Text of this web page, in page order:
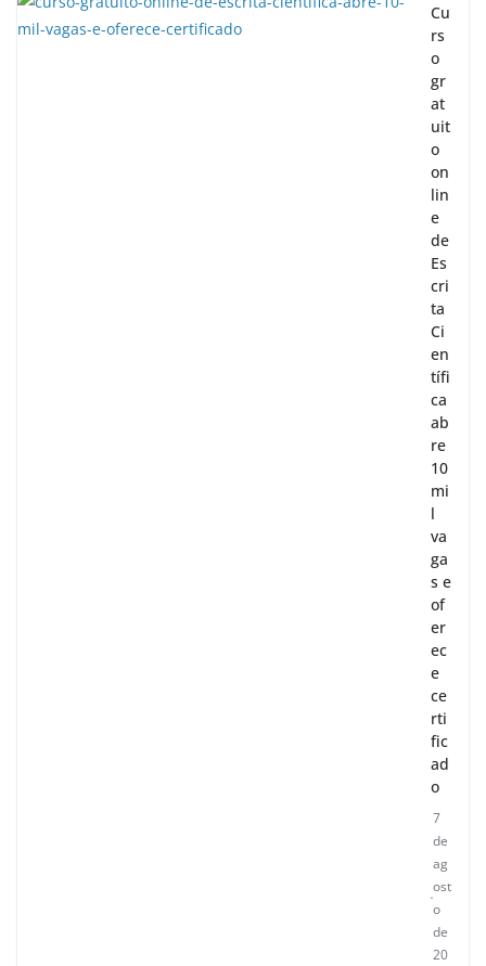
Cu
rs
o
gr
at
uit
o
on
lin
e
de
Es
cri
ta
Ci
en
tífi
ca
ab
re
10
mi
l
va
ga
s e
of
er
ec
e
ce
rti
fic
ad
o
7
de
ag
ost
o
de
20